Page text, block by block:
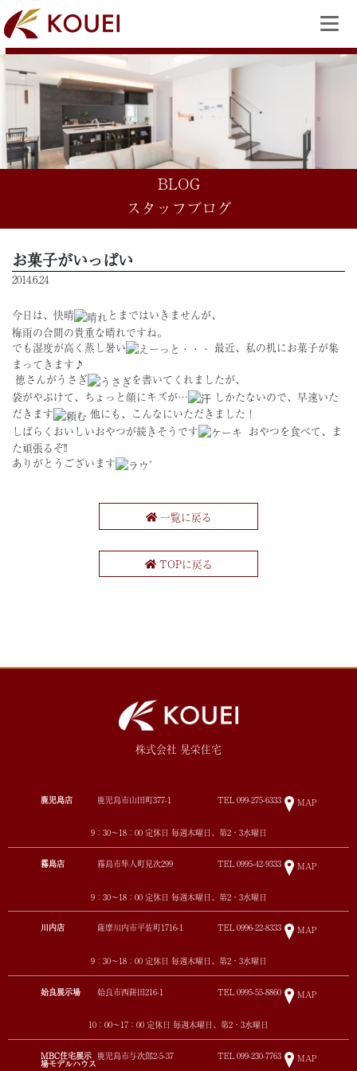
BLOG
スタッフブログ
お菓子がいっぱい
2014.6.24
今日は、快晴
とまではいきませんが、
梅雨の合間の貴重な晴れですね。
でも湿度が高く蒸し暑い
最近、私の机にお菓子が集
まってきます♪
徳さんがうさぎ
を書いてくれましたが、
袋がやぶけて、ちょっと顔にキズが…
しかたないので、早速いた
だきます
他にも、こんなにいただきました！
しばらくおいしいおやつが続きそうです
おやつを食べて、ま
た頑張るぞ!!
ありがとうございます
一覧に戻る
TOPに戻る
株式会社 晃栄住宅
鹿児島店 鹿児島市山田町377-1 TEL 099-275-6333 MAP
9：30～18：00 定休日 毎週木曜日、第2・3水曜日
霧島店 霧島市隼人町見次299 TEL 0995-42-9333 MAP
9：30～18：00 定休日 毎週木曜日、第2・3水曜日
川内店 薩摩川内市平佐町1716-1 TEL 0996-22-8333 MAP
9：30～18：00 定休日 毎週木曜日、第2・3水曜日
姶良展示場 姶良市西餅田216-1 TEL 0995-55-8860 MAP
10：00～17：00 定休日 毎週木曜日、第2・3水曜日
MBC住宅展示
場モデルハウス
鹿児島市与次郎2-5-37 TEL 099-230-7763 MAP